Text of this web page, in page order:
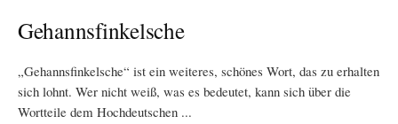
Gehannsfinkelsche
„Gehannsfinkelsche“ ist ein weiteres, schönes Wort, das zu erhalten
sich lohnt. Wer nicht weiß, was es bedeutet, kann sich über die
Wortteile dem Hochdeutschen ...